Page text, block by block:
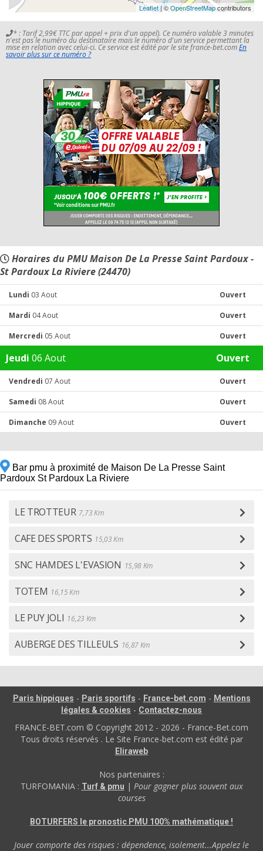
Leaflet| ©OpenStreetMapcontributors
* : Tarif 2,99€ TTC par appel + prix d'un appel). Ce numéro valable 3 minutes
n'est pas le numéro du destinataire mais le numéro d'un service permettant la
mise en relation avec celui-ci. Ce service est édité par le site france-bet.comEn
savoir plus sur ce numéro ?
Horaires du PMU Maison De La Presse Saint Pardoux -
St Pardoux La Riviere (24470)
Lundi 03 Aout Ouvert
Mardi 04 Aout Ouvert
Mercredi 05 Aout Ouvert
Jeudi 06 Aout Ouvert
Vendredi 07 Aout Ouvert
Samedi 08 Aout Ouvert
Dimanche 09 Aout Ouvert
Bar pmu à proximité de Maison De La Presse Saint
Pardoux St Pardoux La Riviere
LE TROTTEUR 7,73 Km
CAFE DES SPORTS 15,03 Km
SNC HAMDES L'EVASION 15,98 Km
TOTEM 16,15 Km
LE PUY JOLI 16,23 Km
AUBERGE DES TILLEULS 16,87 Km
Paris hippiques - Paris sportifs - France-bet.com - Mentions
légales & cookies - Contactez-nous
FRANCE-BET.com © Copyright 2012 - 2026 - France-Bet.com
Tous droits réservés . Le Site France-bet.com est édité par
Eliraweb
Nos partenaires :
TURFOMANIA : Turf & pmu | Pour gagner plus souvent aux
courses
BOTURFERS le pronostic PMU 100% mathématique !
Jouer comporte des risques : dépendence, isolement...Appelez le